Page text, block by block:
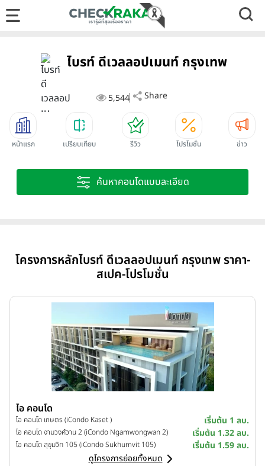
ไบรท์ ดีเวลลอปเมนท์ กรุงเทพ
5,544 Share
หน้าแรก เปรียบเทียบ รีวิว โปรโมชั่น ข่าว
ค้นหาคอนโดแบบละเอียด
โครงการหลักไบรท์ ดีเวลลอปเมนท์ กรุงเทพ ราคา-
สเปค-โปรโมชั่น
ไอ คอนโด
ไอ คอนโด เกษตร (iCondo Kaset ) เริ่มต้น 1 ลบ.
ไอ คอนโด งามวงศ์วาน 2 (iCondo Ngamwongwan 2) เริ่มต้น 1.32 ลบ.
ไอ คอนโด สุขุมวิท 105 (iCondo Sukhumvit 105)
เริ่มต้น 1.59 ลบ.
ดูโครงการย่อยทั้งหมด